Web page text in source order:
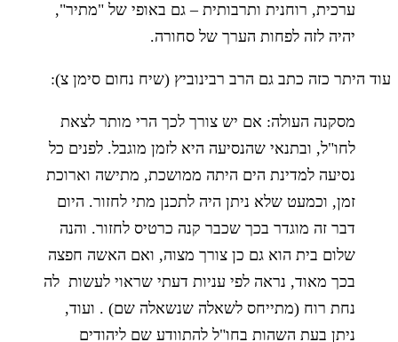
ערכית, רוחנית ותרבותית – גם באופי של "מתיר",
יהיה לזה לפחות הערך של סחורה.
עוד היתר כזה כתב גם הרב רבינוביץ (שיח נחום סימן צ):
מסקנה העולה: אם יש צורך לכך הרי מותר לצאת
לחו"ל, ובתנאי שהנסיעה היא לזמן מוגבל. לפנים כל
נסיעה למדינת הים היתה ממושכת, מתישה וארוכת
זמן, וכמעט שלא ניתן היה לתכנן מתי לחזור. היום
דבר זה מוגדר בכך שכבר קנה כרטיס לחזור. והנה
שלום בית הוא גם כן צורך מצוה, ואם האשה חפצה
בכך מאוד, נראה לפי עניות דעתי שראוי לעשות לה
נחת רוח (מתייחס לשאלה שנשאלה שם) . ועוד,
ניתן בעת השהות בחו"ל להתוודע שם ליהודים